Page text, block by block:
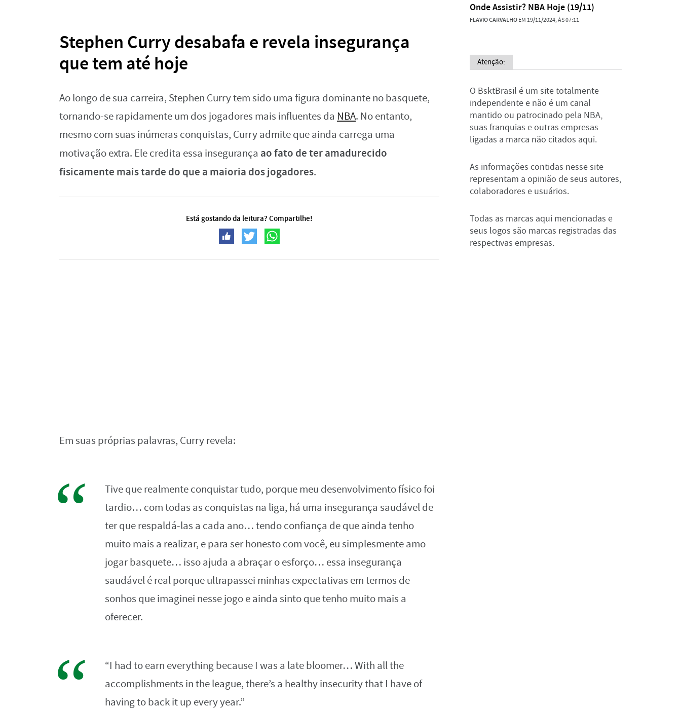
Stephen Curry desabafa e revela insegurança
que tem até hoje
Ao longo de sua carreira, Stephen Curry tem sido uma figura dominante no basquete,
tornando-se rapidamente um dos jogadores mais influentes da NBA. No entanto,
mesmo com suas inúmeras conquistas, Curry admite que ainda carrega uma
motivação extra. Ele credita essa insegurança ao fato de ter amadurecido
fisicamente mais tarde do que a maioria dos jogadores.
Está gostando da leitura? Compartilhe!
Em suas próprias palavras, Curry revela:
Tive que realmente conquistar tudo, porque meu desenvolvimento físico foi
tardio… com todas as conquistas na liga, há uma insegurança saudável de
ter que respaldá-las a cada ano… tendo confiança de que ainda tenho
muito mais a realizar, e para ser honesto com você, eu simplesmente amo
jogar basquete… isso ajuda a abraçar o esforço… essa insegurança
saudável é real porque ultrapassei minhas expectativas em termos de
sonhos que imaginei nesse jogo e ainda sinto que tenho muito mais a
oferecer.
“I had to earn everything because I was a late bloomer… With all the
accomplishments in the league, there’s a healthy insecurity that I have of
having to back it up every year.”
Onde Assistir? NBA Hoje (19/11)
FLAVIO CARVALHOEM 19/11/2024, ÀS 07:11
Atenção:
O BsktBrasil é um site totalmente
independente e não é um canal
mantido ou patrocinado pela NBA,
suas franquias e outras empresas
ligadas a marca não citados aqui.
As informações contidas nesse site
representam a opinião de seus autores,
colaboradores e usuários.
Todas as marcas aqui mencionadas e
seus logos são marcas registradas das
respectivas empresas.